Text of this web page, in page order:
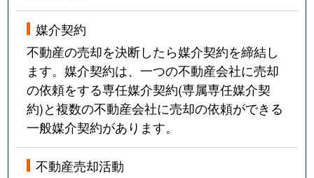
媒介契約
不動産の売却を決断したら媒介契約を締結し
ます。媒介契約は、一つの不動産会社に売却
の依頼をする専任媒介契約(専属専任媒介契
約)と複数の不動産会社に売却の依頼ができる
一般媒介契約があります。
不動産売却活動